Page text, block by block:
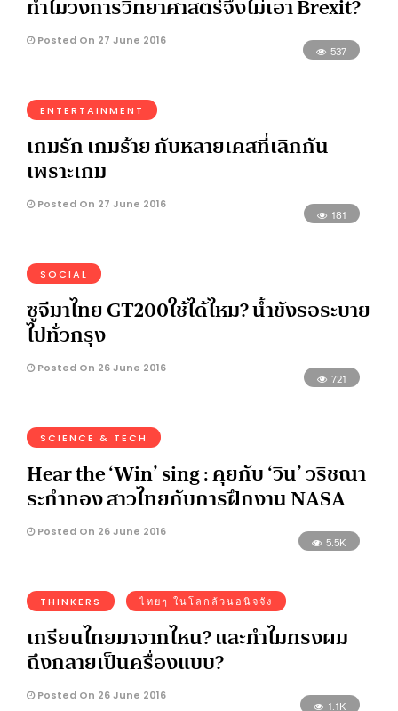
Posted On 27 June 2016
537
ENTERTAINMENT
เกมรัก เกมร้าย กับหลายเคสที่เลิกกัน
เพราะเกม
Posted On 27 June 2016
181
SOCIAL
ซูจีมาไทย GT200ใช้ได้ไหม? น้ำขังรอระบาย
ไปทั่วกรุง
Posted On 26 June 2016
721
SCIENCE & TECH
Hear the ‘Win’ sing : คุยกับ ‘วิน’ วริชณา
ระกำทอง สาวไทยกับการฝึกงาน NASA
Posted On 26 June 2016
5.5K
THINKERS ไทยๆ ในโลกล้วนอนิจจัง
เกรียนไทยมาจากไหน? และทำไมทรงผม
ถึงกลายเป็นครื่องแบบ?
Posted On 26 June 2016
1.1K